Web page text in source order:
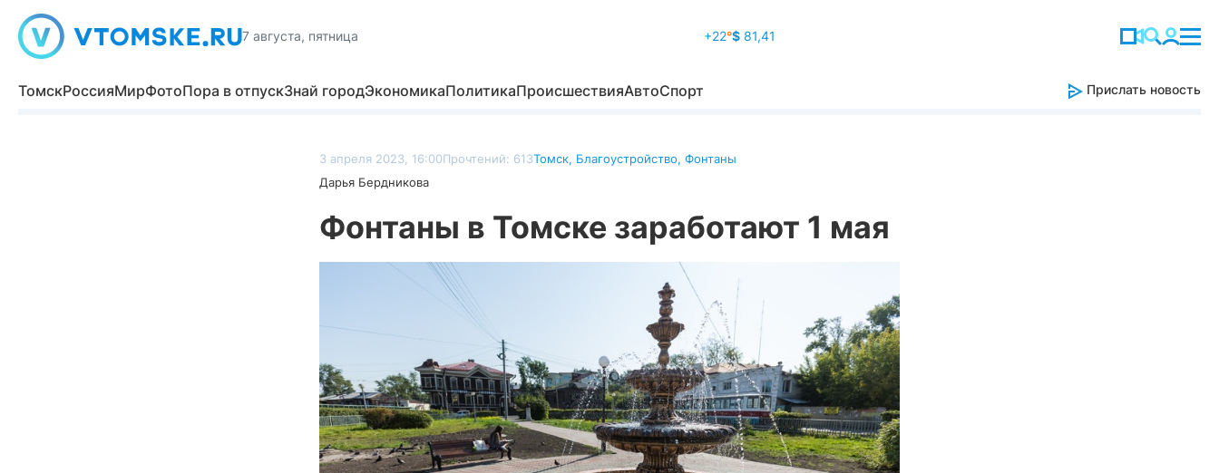
7 августа, пятница +22°$81,41
ТомскРоссияМирФотоПора в отпускЗнай городЭкономикаПолитикаПроисшествияАвтоСпорт Прислать новость
3 апреля 2023, 16:00Прочтений: 613Томск, Благоустройство, Фонтаны
Дарья Бердникова
Фонтаны в Томске заработают 1 мая